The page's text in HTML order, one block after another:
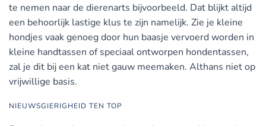
te nemen naar de dierenarts bijvoorbeeld. Dat blijkt altijd
een behoorlijk lastige klus te zijn namelijk. Zie je kleine
hondjes vaak genoeg door hun baasje vervoerd worden in
kleine handtassen of speciaal ontworpen hondentassen,
zal je dit bij een kat niet gauw meemaken. Althans niet op
vrijwillige basis.
NIEUWSGIERIGHEID TEN TOP